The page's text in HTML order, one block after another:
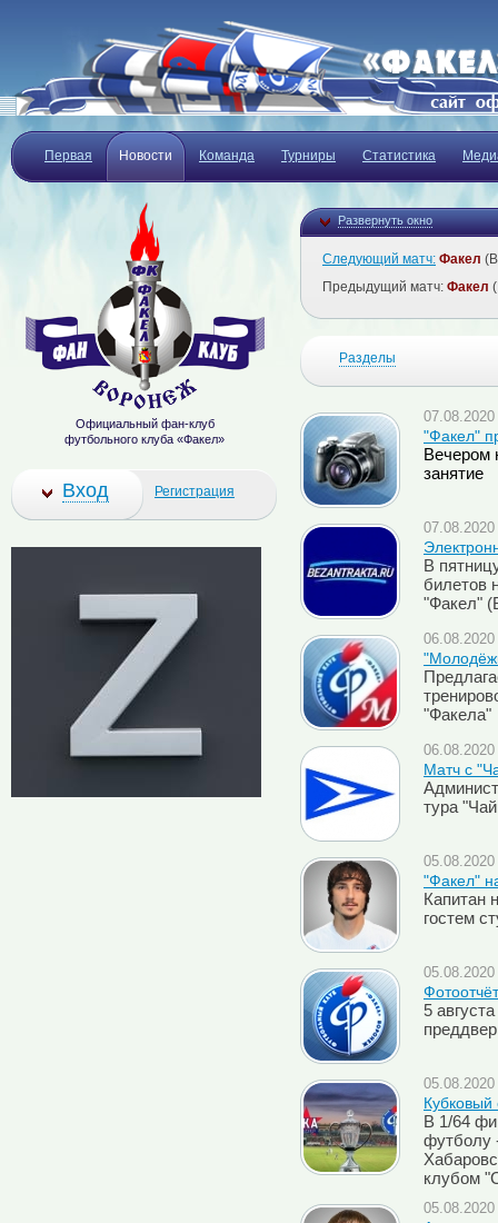
Первая Новости Команда Турниры Статистика
Развернуть окно
Следующий матч: Факел
Предыдущий матч: Факел
Разделы
"Факел"
Вечером
занятие
В
билетов
"Факел"
"Факела"
Матч с
тура
"Факел"
Капитан
гостем
5
Кубковый
В 1/64
футболу
клубом
Официальный фан-клуб
футбольного клуба «Факел»
Вход Регистрация